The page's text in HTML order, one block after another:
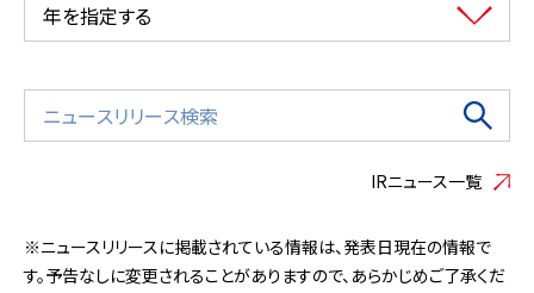
年を指定する
IRニュース一覧
※ニュースリリースに掲載されている情報は、発表日現在の情報で
す。予告なしに変更されることがありますので、あらかじめご了承くだ